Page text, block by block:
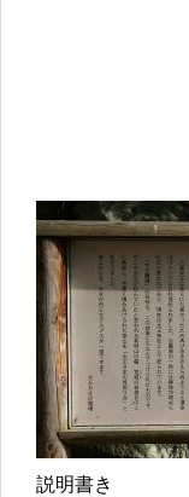
説明書き